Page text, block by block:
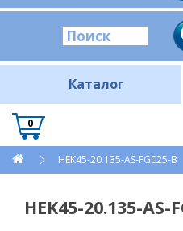
Каталог
0
HEK45-20.135-AS-FG025-B
HEK45-20.135-AS-